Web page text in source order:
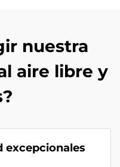
nuestra
aire libre y
excepcionales